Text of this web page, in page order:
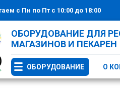
с Пн по Пт с 10:00 до 18:00
ОБОРУДОВАНИЕ ДЛЯ
МАГАЗИНОВ И ПЕКАРЕН
ОБОРУДОВАНИЕ О